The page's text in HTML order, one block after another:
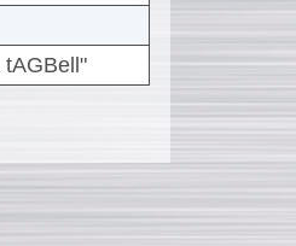
tAGBell"